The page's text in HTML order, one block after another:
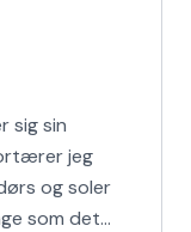
sig sin
jeg
og soler
som det